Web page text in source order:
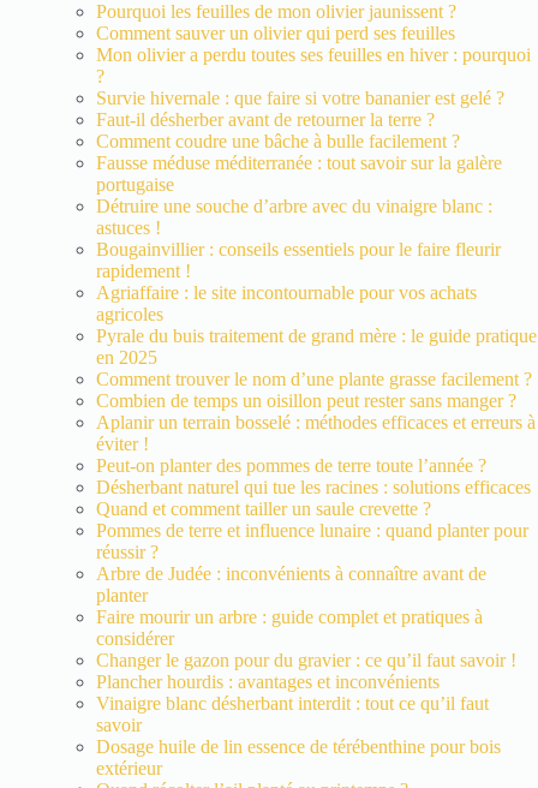
Pourquoi les feuilles de mon olivier jaunissent ?
Comment sauver un olivier qui perd ses feuilles
Mon olivier a perdu toutes ses feuilles en hiver : pourquoi
?
Survie hivernale : que faire si votre bananier est gelé ?
Faut-il désherber avant de retourner la terre ?
Comment coudre une bâche à bulle facilement ?
Fausse méduse méditerranée : tout savoir sur la galère
portugaise
Détruire une souche d’arbre avec du vinaigre blanc :
astuces !
Bougainvillier : conseils essentiels pour le faire fleurir
rapidement !
Agriaffaire : le site incontournable pour vos achats
agricoles
Pyrale du buis traitement de grand mère : le guide pratique
en 2025
Comment trouver le nom d’une plante grasse facilement ?
Combien de temps un oisillon peut rester sans manger ?
Aplanir un terrain bosselé : méthodes efficaces et erreurs à
éviter !
Peut-on planter des pommes de terre toute l’année ?
Désherbant naturel qui tue les racines : solutions efficaces
Quand et comment tailler un saule crevette ?
Pommes de terre et influence lunaire : quand planter pour
réussir ?
Arbre de Judée : inconvénients à connaître avant de
planter
Faire mourir un arbre : guide complet et pratiques à
considérer
Changer le gazon pour du gravier : ce qu’il faut savoir !
Plancher hourdis : avantages et inconvénients
Vinaigre blanc désherbant interdit : tout ce qu’il faut
savoir
Dosage huile de lin essence de térébenthine pour bois
extérieur